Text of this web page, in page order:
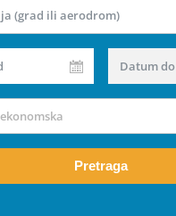
(grad ili aerodrom)
Datum do
ekonomska
Pretraga